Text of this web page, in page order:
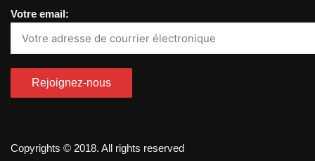
Votre email:
Copyrights © 2018. All rights reserved